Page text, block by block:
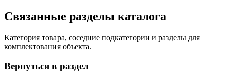
Связанные разделы каталога
Категория товара, соседние подкатегории и разделы для
комплектования объекта.
Вернуться в раздел